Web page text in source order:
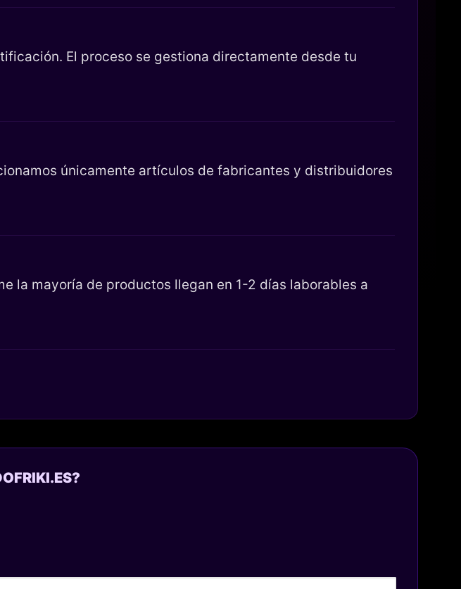
El proceso se gestiona directamente desde tu
únicamente artículos de fabricantes y distribuidores
la mayoría de productos llegan en 1-2 días laborables a